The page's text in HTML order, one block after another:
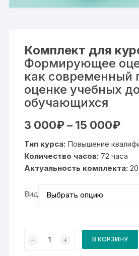
Комплект для
Формирующее
как современный
оценке учебных
обучающихся
3 000₽ – 15 000₽
000₽
–
15
000₽
Тип курса: Повышение
Количество часов: 72 часа
Актуальность комплекта:
Вид
товара В КОРЗИНУ